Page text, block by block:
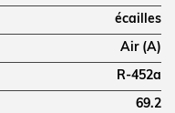
écailles
Air (A)
R-452a
69.2